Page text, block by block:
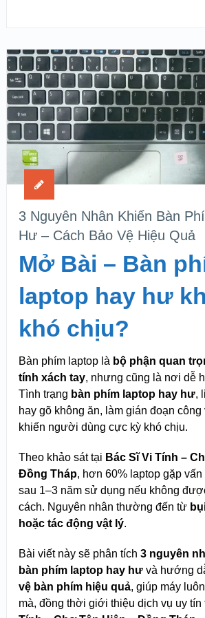
3 Nguyên Nhân Khiến Bàn
Hư – Cách Bảo Vệ Hiệu Quả
Mở Bài – Bàn
laptop hay hư
khó chịu?
Bàn phím laptop là bộ phận quan
tính xách tay, nhưng cũng là nơi dễ
Tình trạng bàn phím laptop hay hư,
hay gõ không ăn, làm gián đoạn công
khiến người dùng cực kỳ khó chịu.
Theo khảo sát tại Bác Sĩ Vi Tính –
Đồng Tháp, hơn 60% laptop gặp
sau 1–3 năm sử dụng nếu không
cách. Nguyên nhân thường đến từ
hoặc tác động vật lý.
Bài viết này sẽ phân tích 3 nguyên
bàn phím laptop hay hưvà hướng
vệ bàn phím hiệu quả, giúp máy
mà, đồng thời giới thiệu dịch vụ uy tín